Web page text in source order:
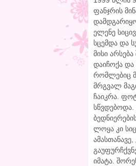
ფანჯრის
ელენე
სცემდა და
მისი
დაიჩოქა
რომლებიც
მრგვალ
ჩაიკრა.
სწვდებოდა.
ლოყა კი
იმატა.